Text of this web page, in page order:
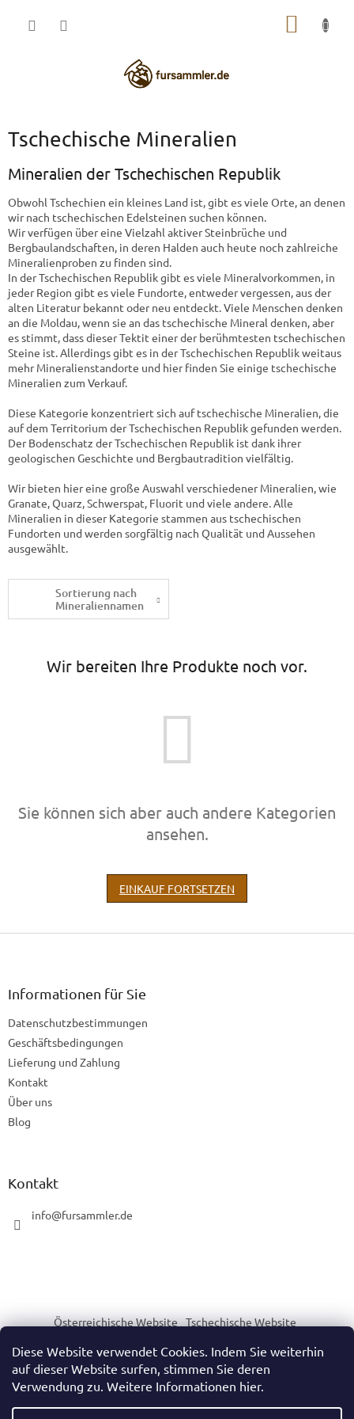
Diese Website verwendet Cookies. Indem Sie weiterhin
auf dieser Website surfen, stimmen Sie deren
Verwendung zu. Weitere Informationen hier.
Tschechische Mineralien
Mineralien der Tschechischen Republik
Obwohl Tschechien ein kleines Land ist, gibt es viele Orte, an denen
wir nach tschechischen Edelsteinen suchen können.
Wir verfügen über eine Vielzahl aktiver Steinbrüche und
Bergbaulandschaften, in deren Halden auch heute noch zahlreiche
Mineralienproben zu finden sind.
In der Tschechischen Republik gibt es viele Mineralvorkommen, in
jeder Region gibt es viele Fundorte, entweder vergessen, aus der
alten Literatur bekannt oder neu entdeckt. Viele Menschen denken
an die Moldau, wenn sie an das tschechische Mineral denken, aber
es stimmt, dass dieser Tektit einer der berühmtesten tschechischen
Steine ​​ist. Allerdings gibt es in der Tschechischen Republik weitaus
mehr Mineralienstandorte und hier finden Sie einige tschechische
Mineralien zum Verkauf.
Diese Kategorie konzentriert sich auf tschechische Mineralien, die
auf dem Territorium der Tschechischen Republik gefunden werden.
Der Bodenschatz der Tschechischen Republik ist dank ihrer
geologischen Geschichte und Bergbautradition vielfältig.
Wir bieten hier eine große Auswahl verschiedener Mineralien, wie
Granate, Quarz, Schwerspat, Fluorit und viele andere. Alle
Mineralien in dieser Kategorie stammen aus tschechischen
Fundorten und werden sorgfältig nach Qualität und Aussehen
ausgewählt.
Sortierung nach
Mineraliennamen
Wir bereiten Ihre Produkte noch vor.
Sie können sich aber auch andere Kategorien
ansehen.
EINKAUF FORTSETZEN
Informationen für Sie
Datenschutzbestimmungen
Geschäftsbedingungen
Lieferung und Zahlung
Kontakt
Über uns
Blog
Kontakt
info@fursammler.de
Österreichische Website Tschechische Website